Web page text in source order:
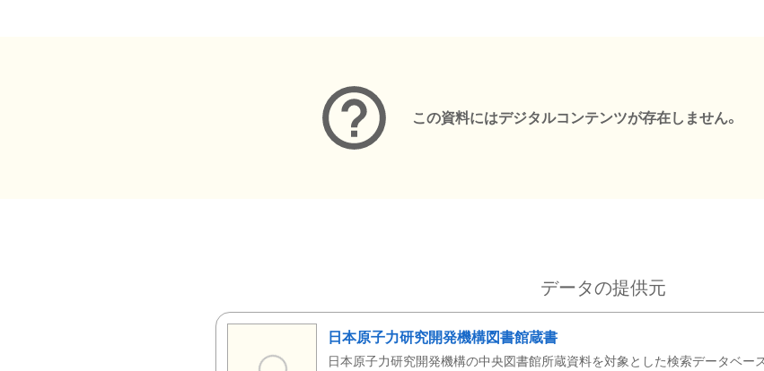
この資料にはデジタルコンテンツが存在しません。
データの提供元
日本原子力研究開発機構図書館蔵書
日本原子力研究開発機構の中央図書館所蔵資料を対象とした検索データベー